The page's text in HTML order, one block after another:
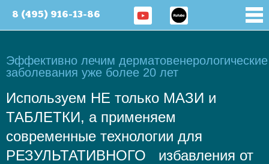
8 (495) 916-13-86
Эффективно лечим дерматовенерологические
заболевания уже более 20 лет
Используем НЕ только МАЗИ и
ТАБЛЕТКИ, а применяем
современные технологии для
РЕЗУЛЬТАТИВНОГО избавления от